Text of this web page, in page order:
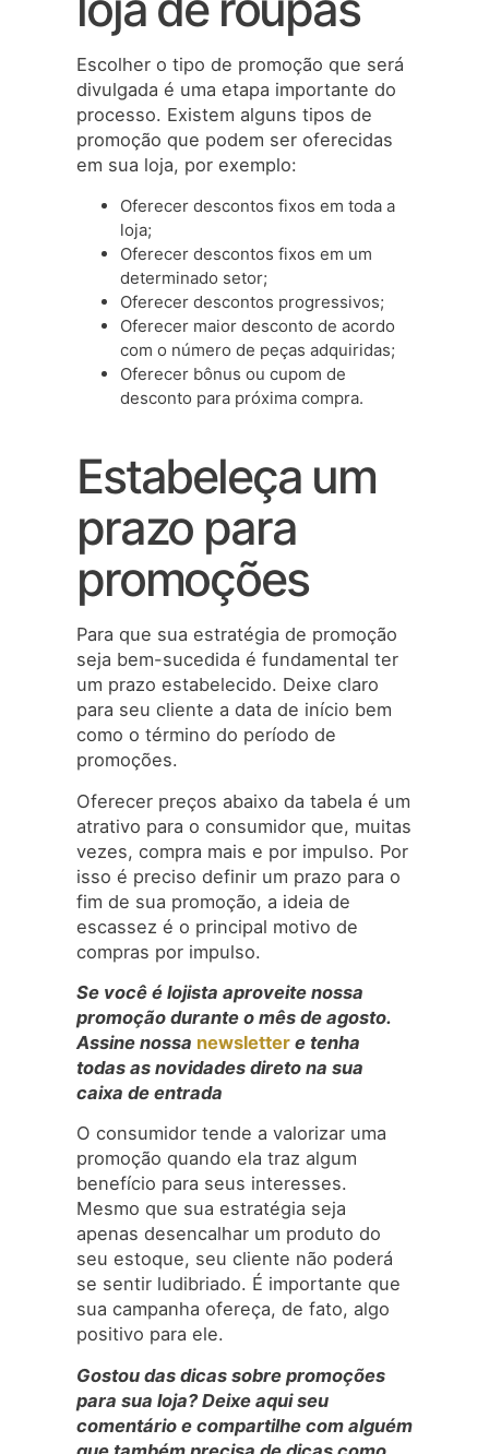
Escolher o tipo de promoção que será
divulgada é uma etapa importante do
processo. Existem alguns tipos de
promoção que podem ser oferecidas
em sua loja, por exemplo:
Oferecer descontos fixos em toda a
loja;
Oferecer descontos fixos em um
determinado setor;
Oferecer descontos progressivos;
Oferecer maior desconto de acordo
com o número de peças adquiridas;
Oferecer bônus ou cupom de
desconto para próxima compra.
Estabeleça um
prazo para
promoções
Para que sua estratégia de promoção
seja bem-sucedida é fundamental ter
um prazo estabelecido. Deixe claro
para seu cliente a data de início bem
como o término do período de
promoções.
Oferecer preços abaixo da tabela é um
atrativo para o consumidor que, muitas
vezes, compra mais e por impulso. Por
isso é preciso definir um prazo para o
fim de sua promoção, a ideia de
escassez é o principal motivo de
compras por impulso.
Se você é lojista aproveite nossa
promoção durante o mês de agosto.
Assine nossa newsletter e tenha
todas as novidades direto na sua
caixa de entrada
O consumidor tende a valorizar uma
promoção quando ela traz algum
benefício para seus interesses.
Mesmo que sua estratégia seja
apenas desencalhar um produto do
seu estoque, seu cliente não poderá
se sentir ludibriado. É importante que
sua campanha ofereça, de fato, algo
positivo para ele.
Gostou das dicas sobre promoções
para sua loja? Deixe aqui seu
comentário e compartilhe com alguém